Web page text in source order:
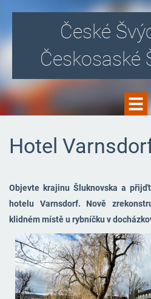
České
Českosaské
Hotel
Objevte krajinu Šluknovska a
hotelu Varnsdorf. Nově
klidném místě u rybníčku v